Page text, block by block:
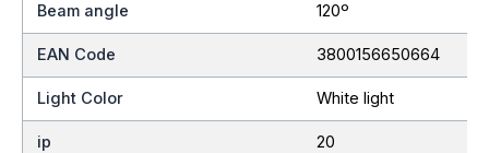
Beam angle 120º
EAN Code 3800156650664
Light Color White light
ip 20